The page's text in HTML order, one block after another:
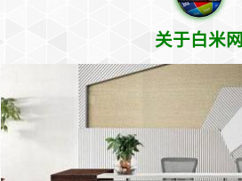
关于白米网